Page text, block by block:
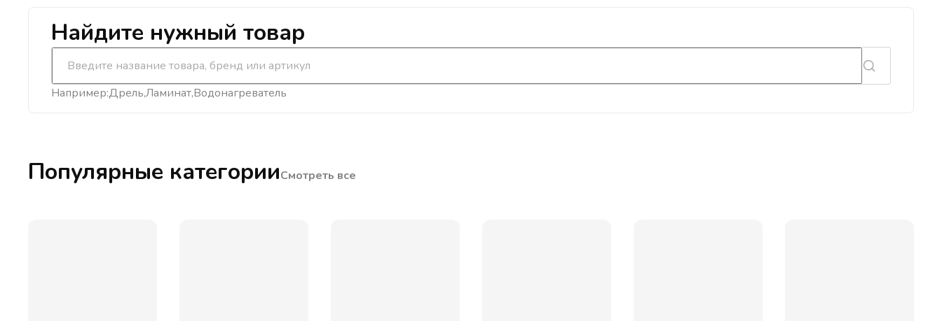
Найдите нужный товар
Например:ДрельЛаминатВодонагреватель
Популярные категорииСмотреть все